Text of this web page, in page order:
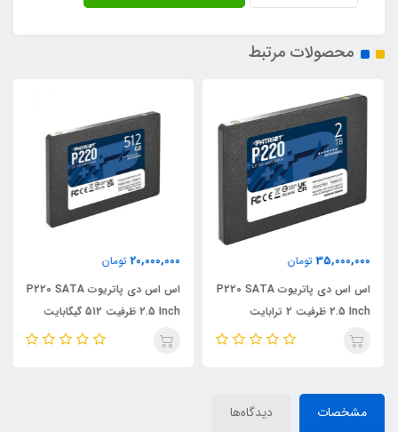
محصولات مرتبط
35,000,000 تومان
اس اس دی پاتریوت P220 SATA
2.5 Inch ظرفیت 2 ترابایت
20,000,000 تومان
اس اس دی پاتریوت P220 SATA
2.5 Inch ظرفیت 512 گیگابایت
مشخصات دیدگاه‌ها